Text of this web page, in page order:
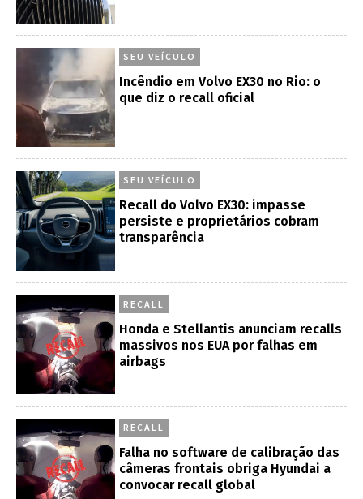
SEU VEÍCULO
Incêndio em Volvo EX30 no Rio: o
que diz o recall oficial
SEU VEÍCULO
Recall do Volvo EX30: impasse
persiste e proprietários cobram
transparência
RECALL
Honda e Stellantis anunciam recalls
massivos nos EUA por falhas em
airbags
RECALL
Falha no software de calibração das
câmeras frontais obriga Hyundai a
convocar recall global